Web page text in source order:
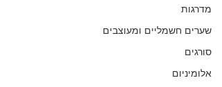
מדרגות
שערים חשמליים ומעוצבים
סורגים
אלומיניום